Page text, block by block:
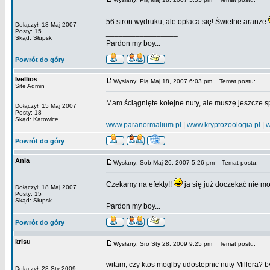
Dołączył: 18 Maj 2007
Posty: 15
Skąd: Słupsk
56 stron wydruku, ale opłaca się! Świetne aranże
Pardon my boy...
Powrót do góry
Ivellios
Site Admin
Dołączył: 15 Maj 2007
Posty: 18
Skąd: Katowice
Wysłany: Pią Maj 18, 2007 6:03 pm Temat postu:
Mam ściągnięte kolejne nuty, ale muszę jeszcze
www.paranormalium.pl
www.kryptozoologia.pl
Powrót do góry
Ania
Dołączył: 18 Maj 2007
Posty: 15
Skąd: Słupsk
Wysłany: Sob Maj 26, 2007 5:26 pm Temat postu:
Czekamy na efekty!!
ja się już doczekać nie
Pardon my boy...
Powrót do góry
krisu
Dołączył: 28 Sty 2009
Wysłany: Sro Sty 28, 2009 9:25 pm Temat postu:
witam, czy ktos moglby udostepnic nuty Millera?